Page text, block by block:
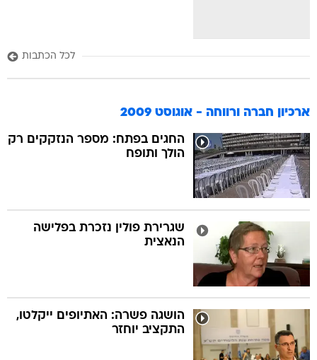
לכל הכתבות
ארכיון חברה ורווחה - אוגוסט 2009
החגים בפתח: מספר הנזקקים רק
הולך ותופח
שגרירת פולין נזכרת בפלישה
הנאצית
הושגה פשרה: האתיופים ייקלטו,
התקציב יוחזר